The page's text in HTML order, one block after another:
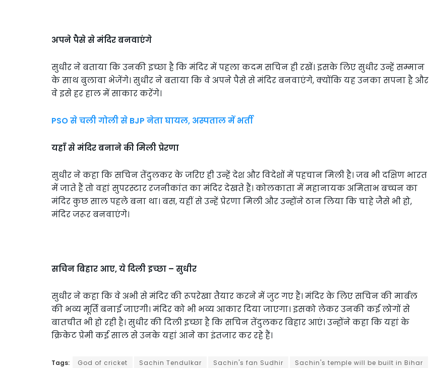
अपने पैसे सेमंदिर बनवाएंगे
सुधीर ने बताया कि उनकी इच्छा है कि मंदिर में पहला कदम सचिन ही रखें। इसके लिए सुधीर उन्हें सम्मान
के साथ बुलावा भेजेंगे। सुधीर ने बताया कि वे अपने पैसे से मंदिर बनवाएंगे, क्योंकि यह उनका सपना है और
वे इसे हर हाल में साकार करेंगे।
PSO से चली गोली से BJP नेता घायल, अस्पताल में भर्ती
यहाँ से मंदिर बनाने की मिली प्रेरणा
सुधीर ने कहा कि सचिन तेंदुलकर के जरिए ही उन्हें देश और विदेशों में पहचान मिली है। जब भी दक्षिण भारत
में जाते हैं तो वहां सुपरस्टार रजनीकांत का मंदिर देखते हैं। कोलकाता में महानायक अमिताभ बच्चन का
मंदिर कुछ साल पहले बना था। बस, यहीं से उन्हें प्रेरणा मिली और उन्होंने ठान लिया कि चाहे जैसे भी हो,
मंदिर जरूर बनवाएंगे।
सचिन बिहार आए,ये दिली इच्छा – सुधीर
सुधीर ने कहा कि वे अभी से मंदिर की रूपरेखा तैयार करने में जुट गए हैं। मंदिर के लिए सचिन की मार्बल
की भव्य मूर्ति बनाई जाएगी। मंदिर को भी भव्य आकार दिया जाएगा। इसको लेकर उनकी कई लोगों से
बातचीत भी हो रही है। सुधीर की दिली इच्छा है कि सचिन तेंदुलकर बिहार आएं। उन्होंने कहा कि यहां के
क्रिकेट प्रेमी कई साल से उनके यहां आने का इंतजार कर रहे हैं।
Tags: God of cricket Sachin Tendulkar Sachin's fan Sudhir
Sachin's temple will be built in Bihar